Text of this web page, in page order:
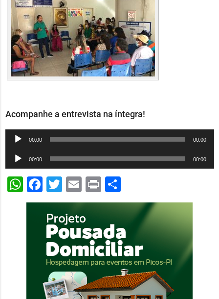
Acompanhe a entrevista na íntegra!
Tocador
áudio
00:00 00:00
Tocador
de
áudio
00:00 00:00
WhatsApp
Facebook
Twitter
Email
PrintShare